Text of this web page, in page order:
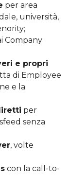
per area
università,
Company
e propri
di Employee
e la
per
senza
, volte
con la call-to-